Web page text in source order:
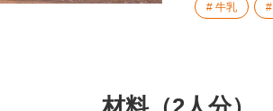
牛乳